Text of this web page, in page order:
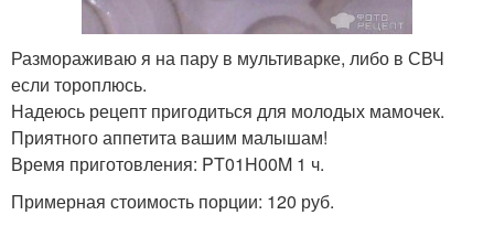
Размораживаю я на пару в мультиварке, либо в СВЧ
если тороплюсь.
Надеюсь рецепт пригодиться для молодых мамочек.
Приятного аппетита вашим малышам!
Время приготовления: PT01H00M 1 ч.
Примерная стоимость порции: 120 руб.